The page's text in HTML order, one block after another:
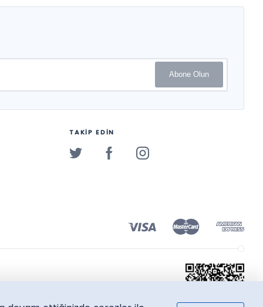
Abone Olun
TAKİP EDİN